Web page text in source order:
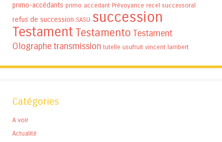
primo-accédants primo accedant Prévoyance recel successoral
refus de succession SASU succession
Testament Testamento Testament
Olographetransmission tutelle usufruit vincent lambert
Catégories
A voir
Actualité